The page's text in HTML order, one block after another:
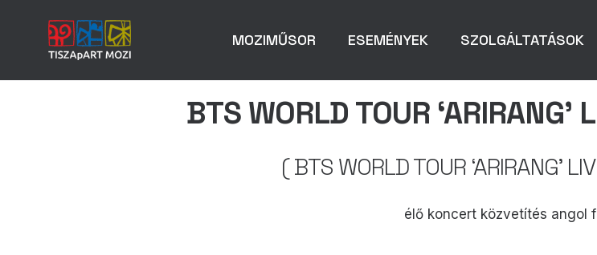
MOZIMŰSOR ESEMÉNYEK SZOLGÁLTATÁSOK
BTS WORLD TOUR ‘ARIRANG’
( BTS WORLD TOUR ‘ARIRANG’
élő koncert közvetítés angol